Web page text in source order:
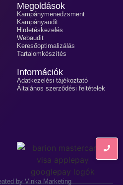
Megoldások
Kampánymenedzsment
Kampányaudit
Hirdetéskezelés
Webaudit
Keresőoptimalizálás
Tartalomkészítés
Információk
Adatkezelési tájékoztató
Általános szerződési feltételek
by Vinka Marketing